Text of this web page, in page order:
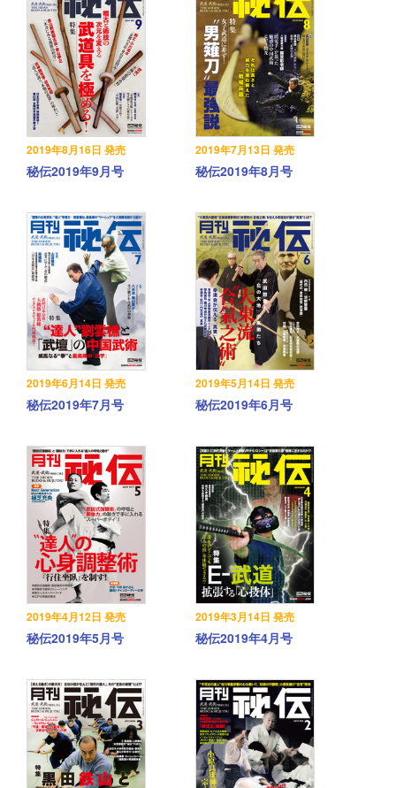
2019年8月16日 発売
秘伝2019年9月号
2019年7月13日 発売
秘伝2019年8月号
2019年6月14日 発売
秘伝2019年7月号
2019年5月14日 発売
秘伝2019年6月号
2019年4月12日 発売
秘伝2019年5月号
2019年3月14日 発売
秘伝2019年4月号